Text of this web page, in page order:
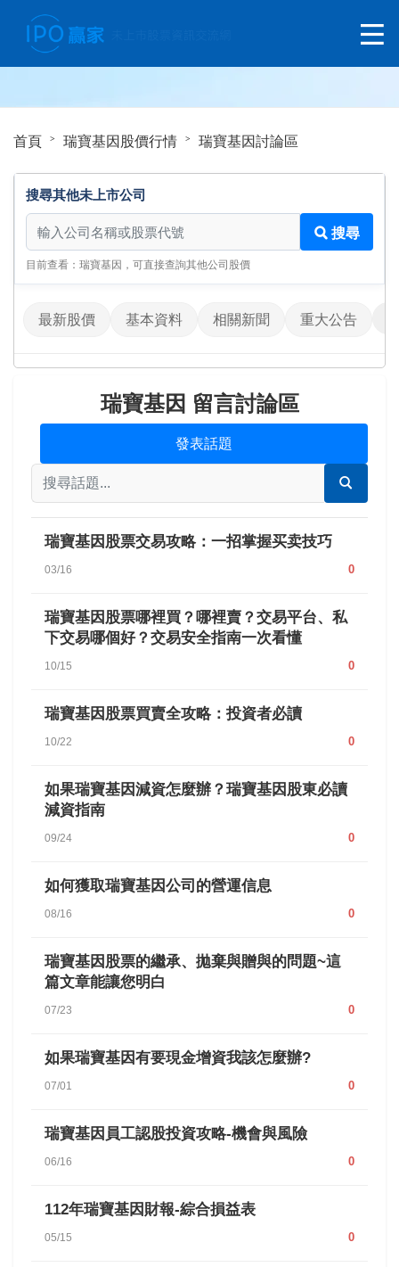
首頁 瑞寶基因股價行情 瑞寶基因討論區
搜尋其他未上市公司
搜尋其他未上市公司
搜尋
目前查看：瑞寶基因，可直接查詢其他公司股價
最新股價 基本資料 相關新聞 重大公告
瑞寶基因 留言討論區
發表話題
瑞寶基因股票交易攻略：一招掌握买卖技巧
03/16 0
瑞寶基因股票哪裡買？哪裡賣？交易平台、私
下交易哪個好？交易安全指南一次看懂
10/15 0
瑞寶基因股票買賣全攻略：投資者必讀
10/22 0
如果瑞寶基因減資怎麼辦？瑞寶基因股東必讀
減資指南
09/24 0
如何獲取瑞寶基因公司的營運信息
08/16 0
瑞寶基因股票的繼承、拋棄與贈與的問題~這
篇文章能讓您明白
07/23 0
如果瑞寶基因有要現金增資我該怎麼辦?
07/01 0
瑞寶基因員工認股投資攻略-機會與風險
06/16 0
112年瑞寶基因財報-綜合損益表
05/15 0